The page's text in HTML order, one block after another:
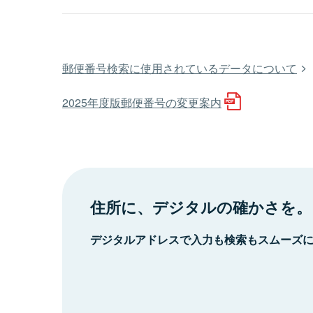
郵便番号検索に使用されているデータについて
2025年度版郵便番号の変更案内
住所に、デジタルの確かさを。
デジタルアドレスで入力も検索もスムーズ